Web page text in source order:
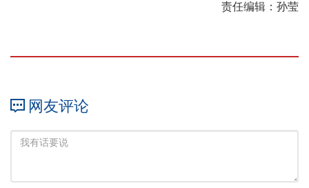
责任编辑：孙莹
网友评论